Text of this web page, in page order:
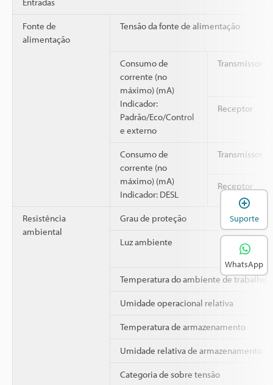
Fonte de
alimentação
Tensão da fonte de alimentação
Consumo de
corrente (no
máximo) (mA)
Indicador:
Padrão/Eco/Control
e externo
Transmissor
Receptor
Consumo de
corrente (no
máximo) (mA)
Indicador: DESL
Transmissor
Receptor
Resistência
ambiental
Grau de proteção
Luz ambiente
Temperatura do ambiente de trabalho
Umidade operacional relativa
Temperatura de armazenamento
Umidade relativa de armazenamento
Categoria de sobre tensão
Suporte
WhatsApp